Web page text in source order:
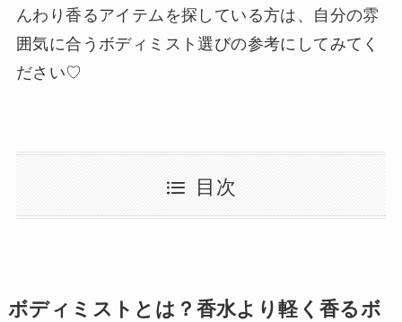
んわり香るアイテムを探している方は、自分の雰
囲気に合うボディミスト選びの参考にしてみてく
ださい♡
目次
ボディミストとは？香水より軽く香るボ